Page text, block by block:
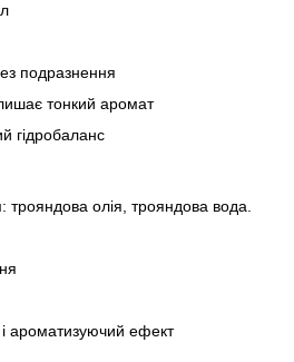
подразнення
тонкий аромат
гідробаланс
: трояндова олія, трояндова вода.
ароматизуючий ефект